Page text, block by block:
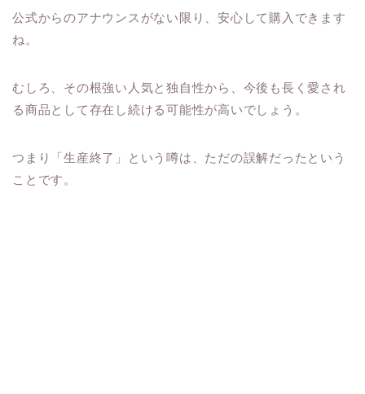
公式からのアナウンスがない限り、安心して購入できます
ね。
むしろ、その根強い人気と独自性から、今後も長く愛され
る商品として存在し続ける可能性が高いでしょう。
つまり「生産終了」という噂は、ただの誤解だったという
ことです。